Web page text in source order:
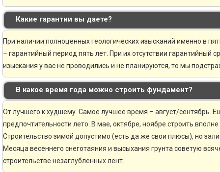
Какие гарантии вы даете?
При наличии полноценных геологических изысканий именно в
– гарантийный период пять лет. При их отсутствии гарантийный
изыскания у вас не проводились и не планируются, то мы
В какое время года можно строить фундамент?
От лучшего к худшему. Самое лучшее время – август/сентябрь.
предпочтительности лето. В мае, октябре, ноябре строить
Строительство зимой допустимо (есть да же свои плюсы), но
Месяца весеннего снеготаяния и высыхания грунта советую
строительстве незаглубленных лент.